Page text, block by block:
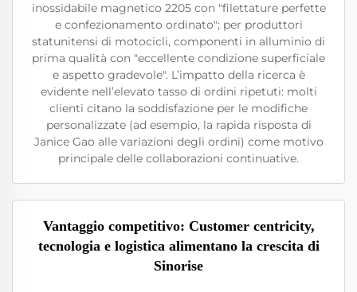
inossidabile magnetico 2205 con "filettature perfette
e confezionamento ordinato"; per produttori
statunitensi di motocicli, componenti in alluminio di
prima qualità con "eccellente condizione superficiale
e aspetto gradevole". L’impatto della ricerca è
evidente nell’elevato tasso di ordini ripetuti: molti
clienti citano la soddisfazione per le modifiche
personalizzate (ad esempio, la rapida risposta di
Janice Gao alle variazioni degli ordini) come motivo
principale delle collaborazioni continuative.
Vantaggio competitivo: Customer centricity,
tecnologia e logistica alimentano la crescita di
Sinorise